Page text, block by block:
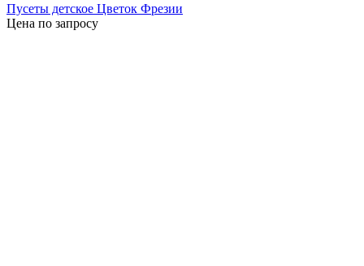
Пусеты детское Цветок Фрезии
Цена по запросу